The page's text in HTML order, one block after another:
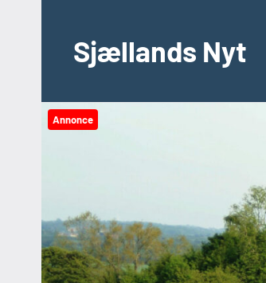
indholdSjællands Nyt
Annonce